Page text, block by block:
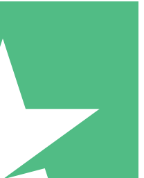
Individuels
de téléchargement. Sans